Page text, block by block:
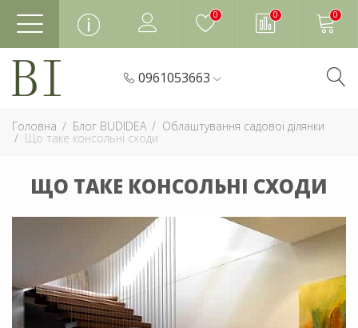
0 0 0
0961053663
Головна Блог BUDIDEA Облаштування садової ділянки
Що таке консольні сходи
ЩО ТАКЕ КОНСОЛЬНІ СХОДИ